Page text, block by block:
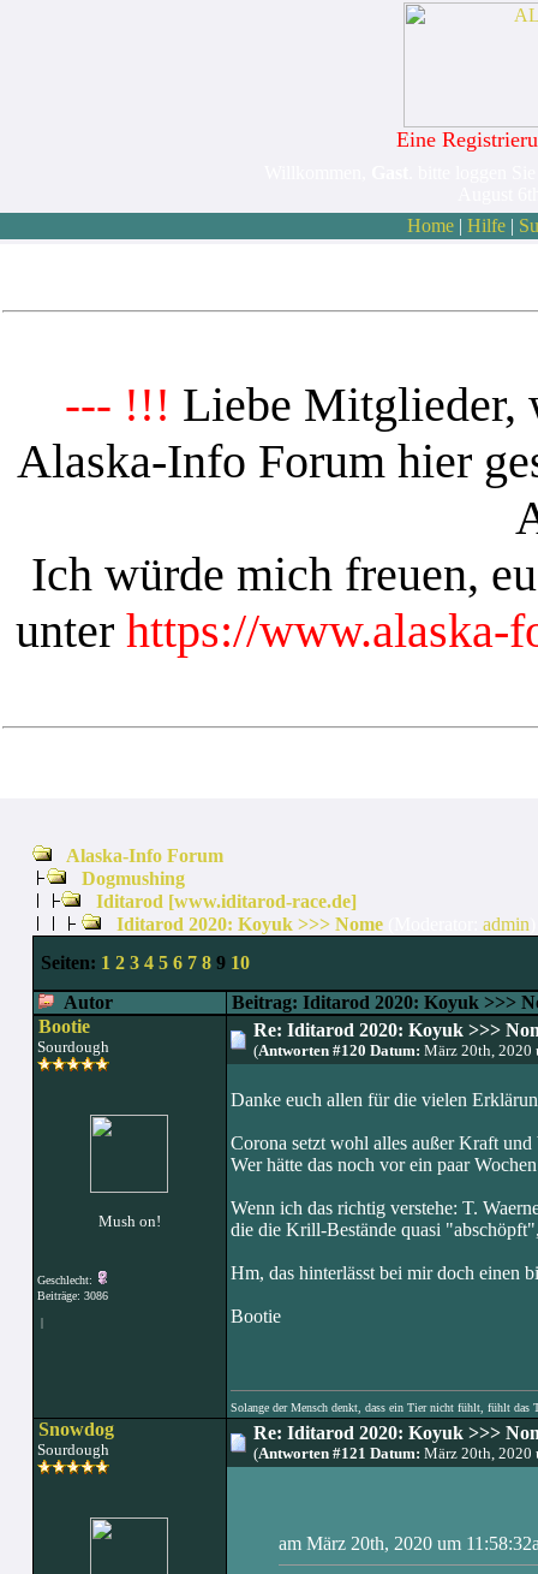
Eine
Home| Hilfe|
--- !!! Liebe Mitglieder,
Alaska-Info Forum hier
Ich würde mich freuen,
unter https://www.alaska-
Alaska-Info Forum
Dogmushing
Iditarod [www.iditarod-race.de]
Iditarod 2020: Koyuk >>> Nome
admin
Seiten: 1 2 3 4 5 6 7 89 10
Autor
Beitrag: Iditarod 2020: Koyuk >>>
Bootie
Sourdough
Mush on!
Geschlecht:
Beiträge: 3086
|
Re: Iditarod 2020: Koyuk >>>
(Antworten #120 Datum: März 20th, 2020
Danke euch allen für die vielen
Corona setzt wohl alles außer Kraft und
Wer hätte das noch vor ein paar
Wenn ich das richtig verstehe: T.
die die Krill-Bestände quasi
Hm, das hinterlässt bei mir doch einen
Bootie
Solange der Mensch denkt, dass ein Tier nicht fühlt, fühlt das
Snowdog
Sourdough
Re: Iditarod 2020: Koyuk >>>
(Antworten #121 Datum: März 20th, 2020
am März 20th, 2020 um